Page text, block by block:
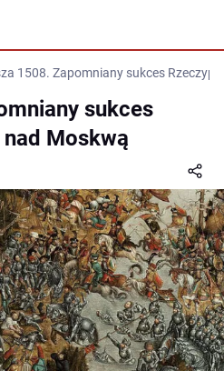
1508. Zapomniany sukces
sukces
Moskwą